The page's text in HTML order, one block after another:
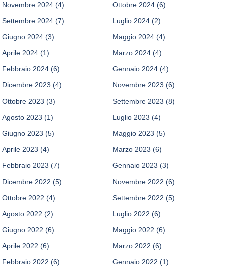
Novembre 2024 (4) Ottobre 2024 (6)
Settembre 2024 (7) Luglio 2024 (2)
Giugno 2024 (3) Maggio 2024 (4)
Aprile 2024 (1) Marzo 2024 (4)
Febbraio 2024 (6) Gennaio 2024 (4)
Dicembre 2023 (4) Novembre 2023 (6)
Ottobre 2023 (3) Settembre 2023 (8)
Agosto 2023 (1) Luglio 2023 (4)
Giugno 2023 (5) Maggio 2023 (5)
Aprile 2023 (4) Marzo 2023 (6)
Febbraio 2023 (7) Gennaio 2023 (3)
Dicembre 2022 (5) Novembre 2022 (6)
Ottobre 2022 (4) Settembre 2022 (5)
Agosto 2022 (2) Luglio 2022 (6)
Giugno 2022 (6) Maggio 2022 (6)
Aprile 2022 (6) Marzo 2022 (6)
Febbraio 2022 (6) Gennaio 2022 (1)